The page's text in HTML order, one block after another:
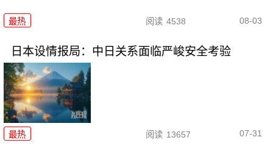
最热 阅读 4538 08-03
日本设情报局：中日关系面临严峻安全考验
最热 阅读 13657 07-31